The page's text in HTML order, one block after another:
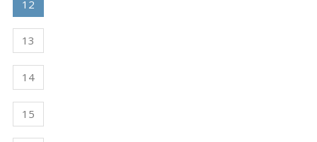
12
13
14
15